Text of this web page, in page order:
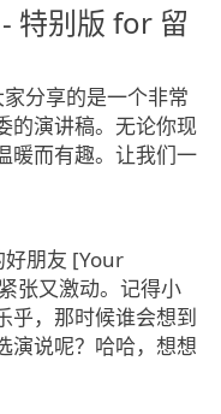
特别版 for 留
分享的是一个非常
演讲稿。无论你现
暖而有趣。让我们一
好朋友 [Your
张又激动。记得小
乎，那时候谁会想到
演说呢？哈哈，想想